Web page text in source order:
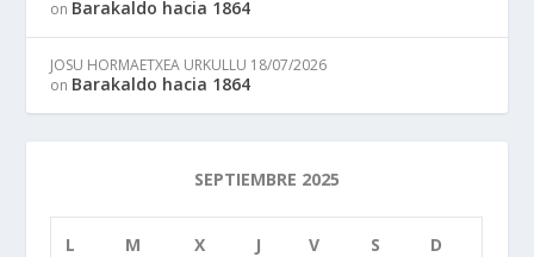
on Barakaldo hacia 1864
JOSU HORMAETXEA URKULLU 18/07/2026
on Barakaldo hacia 1864
SEPTIEMBRE 2025
L M X J V S D